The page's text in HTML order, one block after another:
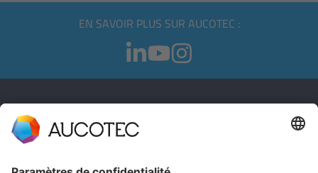
EN SAVOIR PLUS SUR AUCOTEC :
CONTACT